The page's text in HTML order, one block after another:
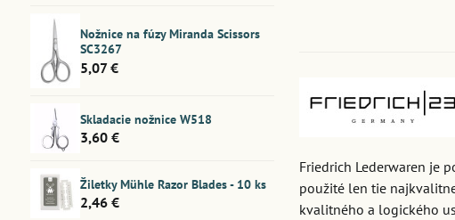
Friedrich Lederwaren je
použité len tie
kvalitného a logického
Nožnice na fúzy Miranda Scissors
SC3267
5,07 €
Skladacie nožnice W518
3,60 €
Žiletky Mühle Razor Blades - 10 ks
2,46 €